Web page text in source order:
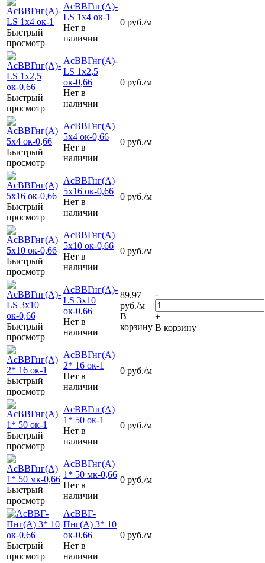
Быстрый
просмотр
АсВВГнг(А)-
LS 1х4 ок-1
Нет в
наличии
0 руб./м
Быстрый
просмотр
АсВВГнг(А)-
LS 1х2,5
ок-0,66
Нет в
наличии
0 руб./м
Быстрый
просмотр
АсВВГнг(А)
5х4 ок-0,66
Нет в
наличии
0 руб./м
Быстрый
просмотр
АсВВГнг(А)
5х16 ок-0,66
Нет в
наличии
0 руб./м
Быстрый
просмотр
АсВВГнг(А)
5х10 ок-0,66
Нет в
наличии
0 руб./м
Быстрый
просмотр
АсВВГнг(А)-
LS 3х10
ок-0,66
Нет в
наличии
89.97
руб./м
В
корзину
-
+
В корзину
Быстрый
просмотр
АсВВГнг(А)
2* 16 ок-1
Нет в
наличии
0 руб./м
Быстрый
просмотр
АсВВГнг(А)
1* 50 ок-1
Нет в
наличии
0 руб./м
Быстрый
просмотр
АсВВГнг(А)
1* 50 мк-0,66
Нет в
наличии
0 руб./м
Быстрый
просмотр
АсВВГ-
Пнг(А) 3* 10
ок-0,66
Нет в
наличии
0 руб./м